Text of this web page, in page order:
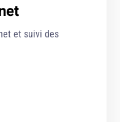
et suivi des